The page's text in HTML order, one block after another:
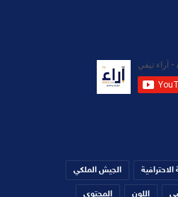
الاحترافية الجيش الملكي
اللون المحتوى